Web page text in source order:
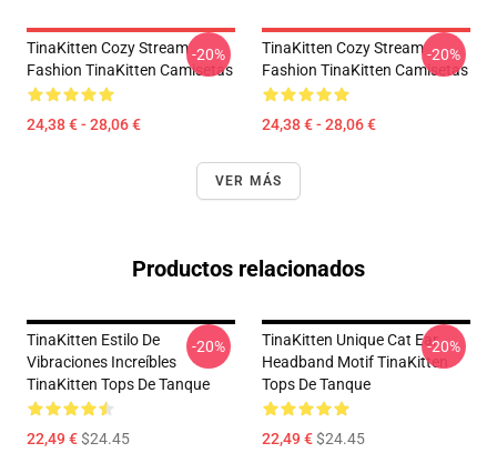
TinaKitten Cozy Stream
Fashion TinaKitten Camisetas
24,38 € - 28,06 €
-20%
TinaKitten Cozy Stream
Fashion TinaKitten Camisetas
24,38 € - 28,06 €
-20%
VER MÁS
Productos relacionados
TinaKitten Estilo De
Vibraciones Increíbles
TinaKitten Tops De Tanque
22,49 €$24.45
-20%
TinaKitten Unique Cat Ear
Headband Motif TinaKitten
Tops De Tanque
22,49 €$24.45
-20%